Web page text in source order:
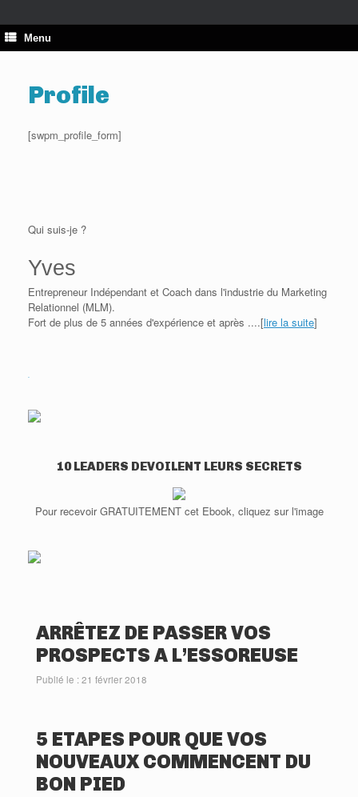
to
contentMenu
Profile
[swpm_profile_form]
Qui suis-je ?
Yves
Entrepreneur Indépendant et Coach dans l'industrie du Marketing
Relationnel (MLM).
Fort de plus de 5 années d'expérience et après ....[lire la suite]
WordPress
10 LEADERS DEVOILENT LEURS SECRETS
Pour recevoir GRATUITEMENT cet Ebook, cliquez sur l'image
ARRÊTEZ DE PASSER VOS
PROSPECTS A L’ESSOREUSE
Publié le : 21 février 2018
5 ETAPES POUR QUE VOS
NOUVEAUX COMMENCENT DU
BON PIED